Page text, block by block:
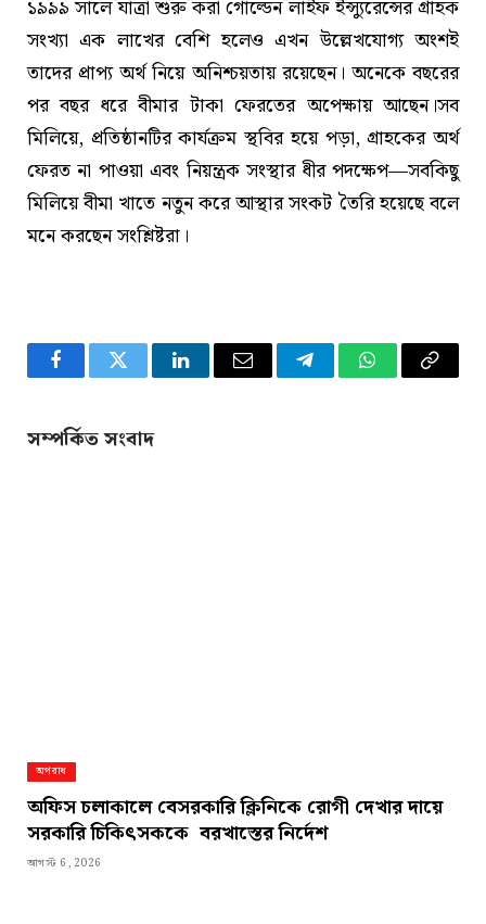
১৯৯৯ সালে যাত্রা শুরু করা গোল্ডেন লাইফ ইন্স্যুরেন্সের গ্রাহক
সংখ্যা এক লাখের বেশি হলেও এখন উল্লেখযোগ্য অংশই
তাদের প্রাপ্য অর্থ নিয়ে অনিশ্চয়তায় রয়েছেন। অনেকে বছরের
পর বছর ধরে বীমার টাকা ফেরতের অপেক্ষায় আছেন।সব
মিলিয়ে, প্রতিষ্ঠানটির কার্যক্রম স্থবির হয়ে পড়া, গ্রাহকের অর্থ
ফেরত না পাওয়া এবং নিয়ন্ত্রক সংস্থার ধীর পদক্ষেপ—সবকিছু
মিলিয়ে বীমা খাতে নতুন করে আস্থার সংকট তৈরি হয়েছে বলে
মনে করছেন সংশ্লিষ্টরা।
FacebookTwitter LinkedInEmail TelegramWhatsApp
Copy
সম্পর্কিত সংবাদ
অপরাধ
অফিস চলাকালে বেসরকারি ক্লিনিকে রোগী দেখার দায়ে
সরকারি চিকিৎসককে বরখাস্তের নির্দেশ
আগস্ট 6, 2026